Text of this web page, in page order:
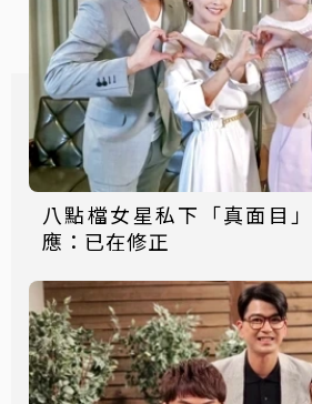
八點檔女星私下「真面目
應：已在修正